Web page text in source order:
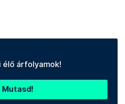
élő árfolyamok!
Mutasd!